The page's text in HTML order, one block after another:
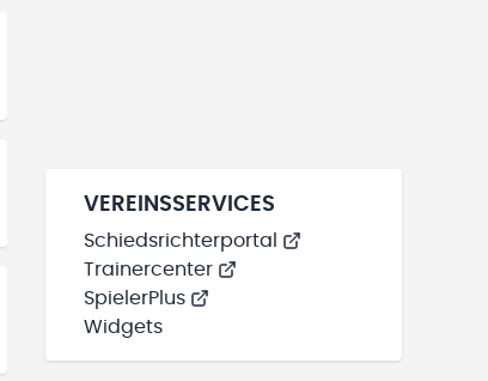
VEREINSSERVICES
Schiedsrichterportal
Trainercenter
SpielerPlus
Widgets